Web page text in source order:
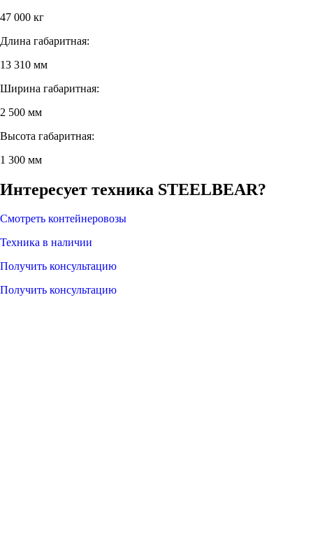
47 000 кг
Длина габаритная:
13 310 мм
Ширина габаритная:
2 500 мм
Высота габаритная:
1 300 мм
Интересует техника STEELBEAR?
Смотреть контейнеровозы
Техника в наличии
Получить консультацию
Получить консультацию